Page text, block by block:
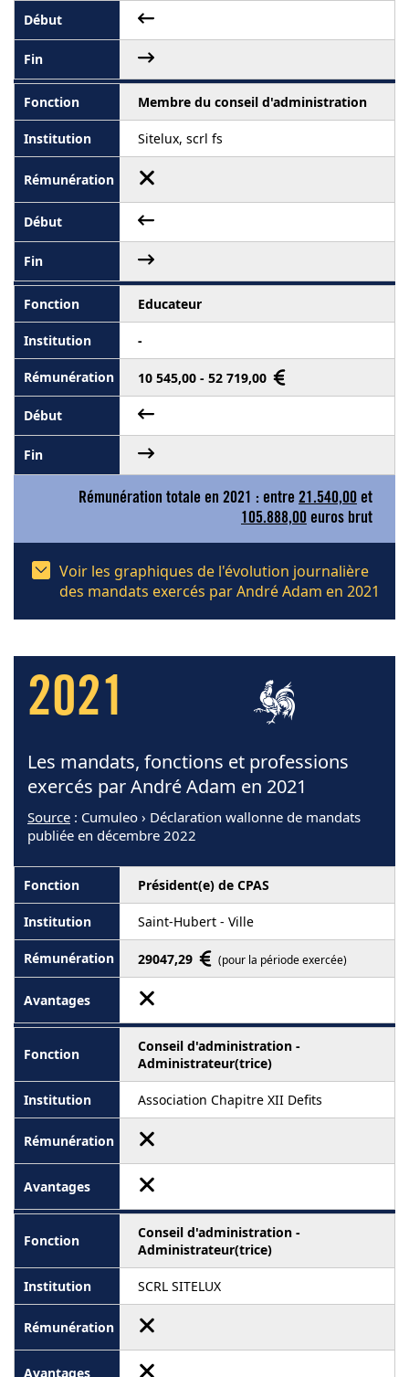
Membre du conseil d'administration
Sitelux, scrl fs
Educateur
-
10 545,00 - 52 719,00
Rémunération totale en 2021 : entre 21.540,00 et
105.888,00 euros brut
Voir les graphiques de l'évolution journalière
des mandats exercés par André Adam en 2021
2021
Les mandats, fonctions et professions
exercés par André Adam en 2021
Source : Cumuleo › Déclaration wallonne de mandats
publiée en décembre 2022
Président(e) de CPAS
Saint-Hubert - Ville
29047,29 (pour la période exercée)
Conseil d'administration -
Administrateur(trice)
Association Chapitre XII Defits
Conseil d'administration -
Administrateur(trice)
SCRL SITELUX